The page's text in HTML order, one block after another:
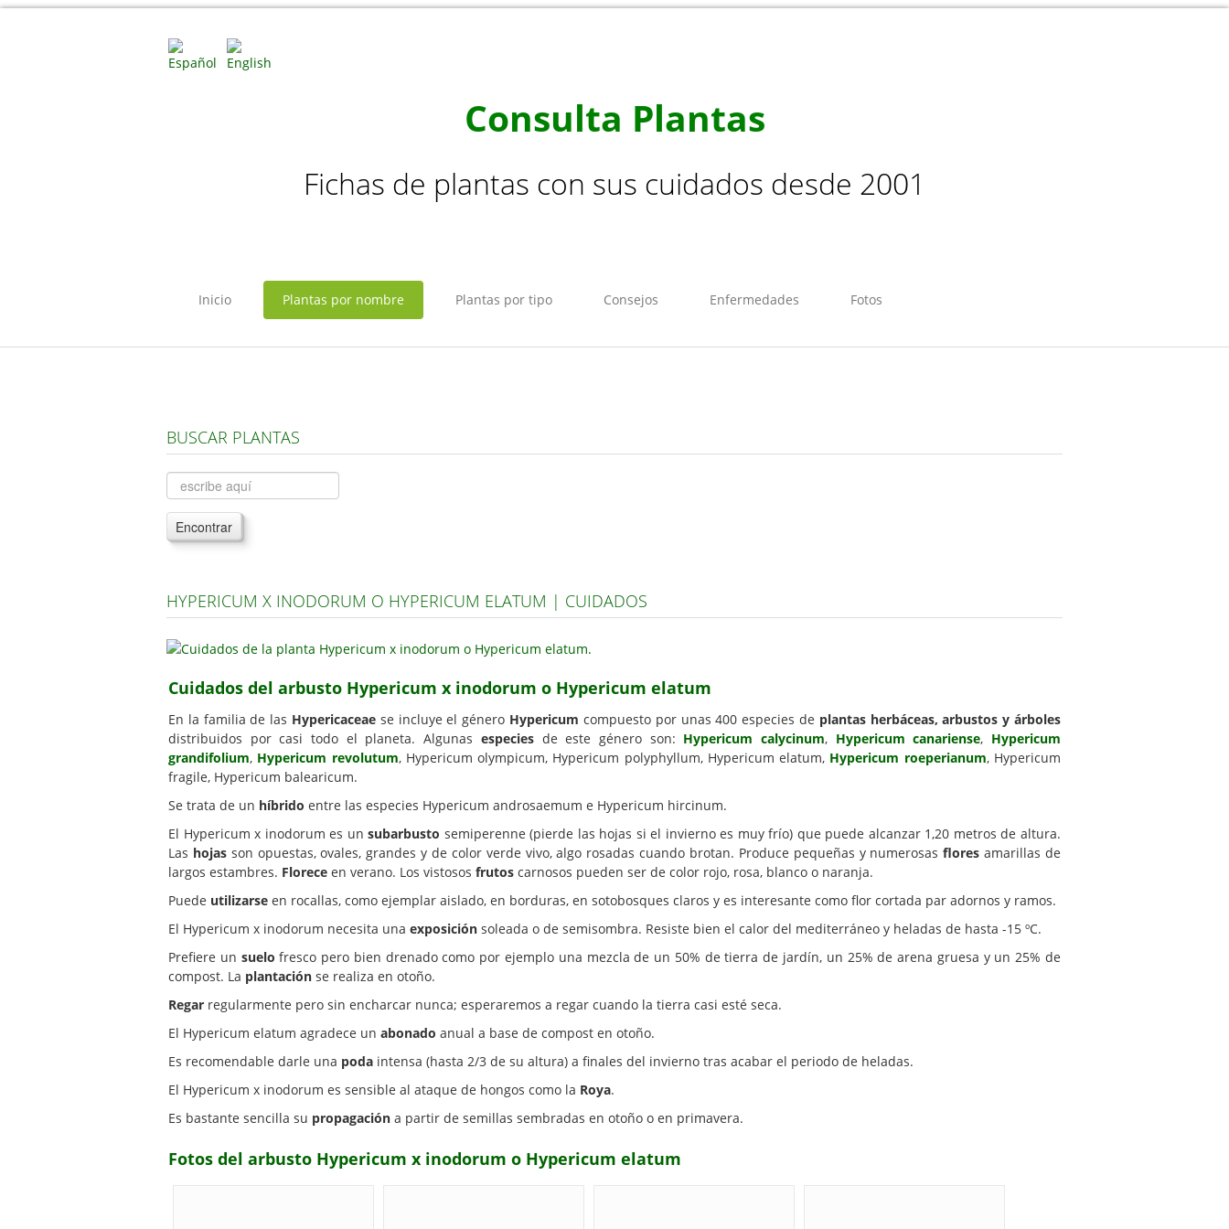
Consulta Plantas
Fichas de plantas con sus cuidados desde 2001
Inicio Plantas por nombre Plantas por tipo Consejos Enfermedades Fotos
BUSCAR PLANTAS
Encontrar
HYPERICUM X INODORUM O HYPERICUM ELATUM | CUIDADOS
Cuidados del arbusto Hypericum x inodorum o Hypericum elatum
En la familia de las Hypericaceae se incluye el género Hypericum compuesto por unas 400 especies de plantas herbáceas, arbustos y árboles
distribuidos por casi todo el planeta. Algunas especiesde este género son: Hypericum calycinum, Hypericum canariense, Hypericum
grandifolium, Hypericum revolutum, Hypericum olympicum, Hypericum polyphyllum, Hypericum elatum, Hypericum roeperianum, Hypericum
fragile, Hypericum balearicum.
Se trata de un híbrido entre las especies Hypericum androsaemum e Hypericum hircinum.
El Hypericum x inodorum es unsubarbusto semiperenne (pierde las hojas si el invierno es muy frío) que puede alcanzar 1,20 metros de altura.
Las hojasson opuestas, ovales, grandes y de color verde vivo, algo rosadas cuando brotan. Produce pequeñas y numerosasflores amarillas de
largos estambres. Florece en verano. Los vistosos frutos carnosos pueden ser de color rojo, rosa, blanco o naranja.
Puede utilizarse en rocallas, como ejemplar aislado, en borduras, en sotobosques claros y es interesante como flor cortada par adornos y ramos.
El Hypericum x inodorum necesita una exposición soleada o de semisombra. Resiste bien el calor del mediterráneo y heladas de hasta -15 ºC.
Prefiere un suelo fresco pero bien drenado como por ejemplo una mezcla de un 50% de tierra de jardín, un 25% de arena gruesa y un 25% de
compost. La plantación se realiza en otoño.
Regar regularmente pero sin encharcar nunca; esperaremos a regar cuando la tierra casi esté seca.
El Hypericum elatum agradece un abonado anual a base de compost en otoño.
Es recomendable darle una poda intensa (hasta 2/3 de su altura) a finales del invierno tras acabar el periodo de heladas.
El Hypericum x inodorum es sensible al ataque de hongos como la Roya.
Es bastante sencilla su propagación a partir de semillas sembradas en otoño o en primavera.
Fotos del arbusto Hypericum x inodorum o Hypericum elatum